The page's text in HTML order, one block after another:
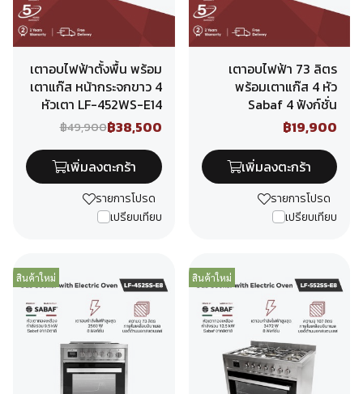
เตาอบไฟฟ้าตั้งพื้น พร้อม
เตาแก๊ส หน้ากระจกขาว 4
หัวเตา LF-452WS-E14
฿49,900฿38,500
เพิ่มลงตะกร้า
รายการโปรด
เปรียบเทียบ
เตาอบไฟฟ้า 73 ลิตร
พร้อมเตาแก๊ส 4 หัว
Sabaf 4 ฟังก์ชั่น
฿19,900
เพิ่มลงตะกร้า
รายการโปรด
เปรียบเทียบ
สินค้าใหม่ สินค้าใหม่